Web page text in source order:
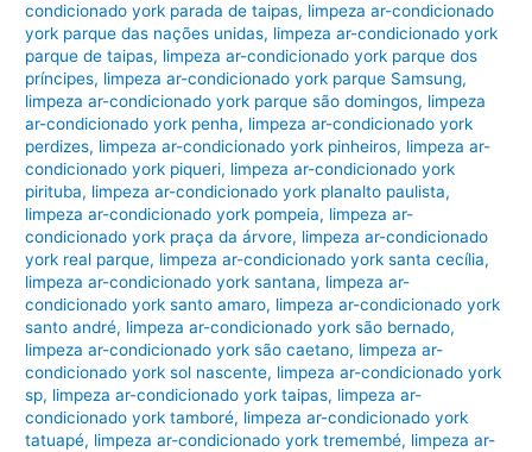
condicionado york parada de taipas, limpeza ar-condicionado
york parque das nações unidas, limpeza ar-condicionado york
parque de taipas, limpeza ar-condicionado york parque dos
príncipes, limpeza ar-condicionado york parque Samsung,
limpeza ar-condicionado york parque são domingos, limpeza
ar-condicionado york penha, limpeza ar-condicionado york
perdizes, limpeza ar-condicionado york pinheiros, limpeza ar-
condicionado york piqueri, limpeza ar-condicionado york
pirituba, limpeza ar-condicionado york planalto paulista,
limpeza ar-condicionado york pompeia, limpeza ar-
condicionado york praça da árvore, limpeza ar-condicionado
york real parque, limpeza ar-condicionado york santa cecília,
limpeza ar-condicionado york santana, limpeza ar-
condicionado york santo amaro, limpeza ar-condicionado york
santo andré, limpeza ar-condicionado york são bernado,
limpeza ar-condicionado york são caetano, limpeza ar-
condicionado york sol nascente, limpeza ar-condicionado york
sp, limpeza ar-condicionado york taipas, limpeza ar-
condicionado york tamboré, limpeza ar-condicionado york
tatuapé, limpeza ar-condicionado york tremembé, limpeza ar-